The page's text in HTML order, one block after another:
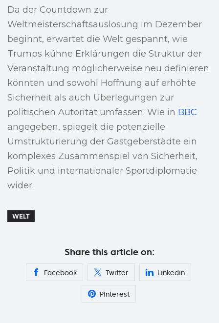
Da der Countdown zur
Weltmeisterschaftsauslosung im Dezember
beginnt, erwartet die Welt gespannt, wie
Trumps kühne Erklärungen die Struktur der
Veranstaltung möglicherweise neu definieren
könnten und sowohl Hoffnung auf erhöhte
Sicherheit als auch Überlegungen zur
politischen Autorität umfassen. Wie in BBC
angegeben, spiegelt die potenzielle
Umstrukturierung der Gastgeberstädte ein
komplexes Zusammenspiel von Sicherheit,
Politik und internationaler Sportdiplomatie
wider.
WELT
Share this article on:
Facebook Twitter Linkedin
Pinterest